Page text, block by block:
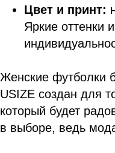
Цвет и принт:
Яркие оттенки
Женские футболки
USIZE создан для
который будет
в выборе, ведь